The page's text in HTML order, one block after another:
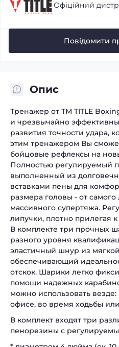
Офіційний
Повідомити
Опис
Тренажер от ТМ TITLE
и чрезвычайно
развития точности удара,
этим тренажером Вы
бойцовые рефлексы на
Полностью регулируемый
выполненный из
вставками пены для
размера головы - от самого
массивного супертяжа.
липучки, плотно прилегая к
В комплекте три прочных
разного уровня
эластичный шнур из
обеспечивающий
отскок. Шарики легко
помощи надежных
можно использовать
офисе, во время ходьбы
В комплект входят три
пенорезины с